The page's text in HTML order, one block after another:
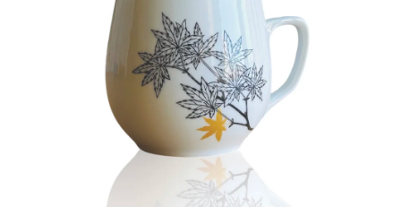
hvězdiček.